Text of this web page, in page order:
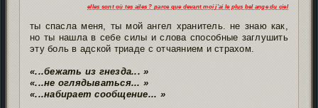
elles sont où tes ailes ? parce que devant moi j’ai le plus bel ange du ciel
ты спасла меня, ты мой ангел хранитель. не знаю как,
но ты нашла в себе силы и слова способные заглушить
эту боль в адской триаде с отчаянием и страхом.
«...бежать из гнезда... »
«...не оглядываться... »
«...набирает сообщение... »